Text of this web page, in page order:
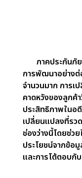
Agentic AI ยั
จ่ายให้กับบริษั
ทำไม
สำหรับอุ